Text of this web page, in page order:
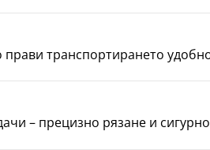
транспортирането
– прецизно рязане и